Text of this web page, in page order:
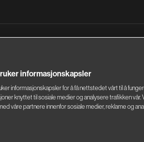
Sandstuveien 68
0680 Oslo
Se på kart
informasjonskapsler
informasjonskapsler for å få nettstedet vårt til å
knyttet til sosiale medier og analysere trafikken
våre partnere innenfor sosiale medier, reklame og